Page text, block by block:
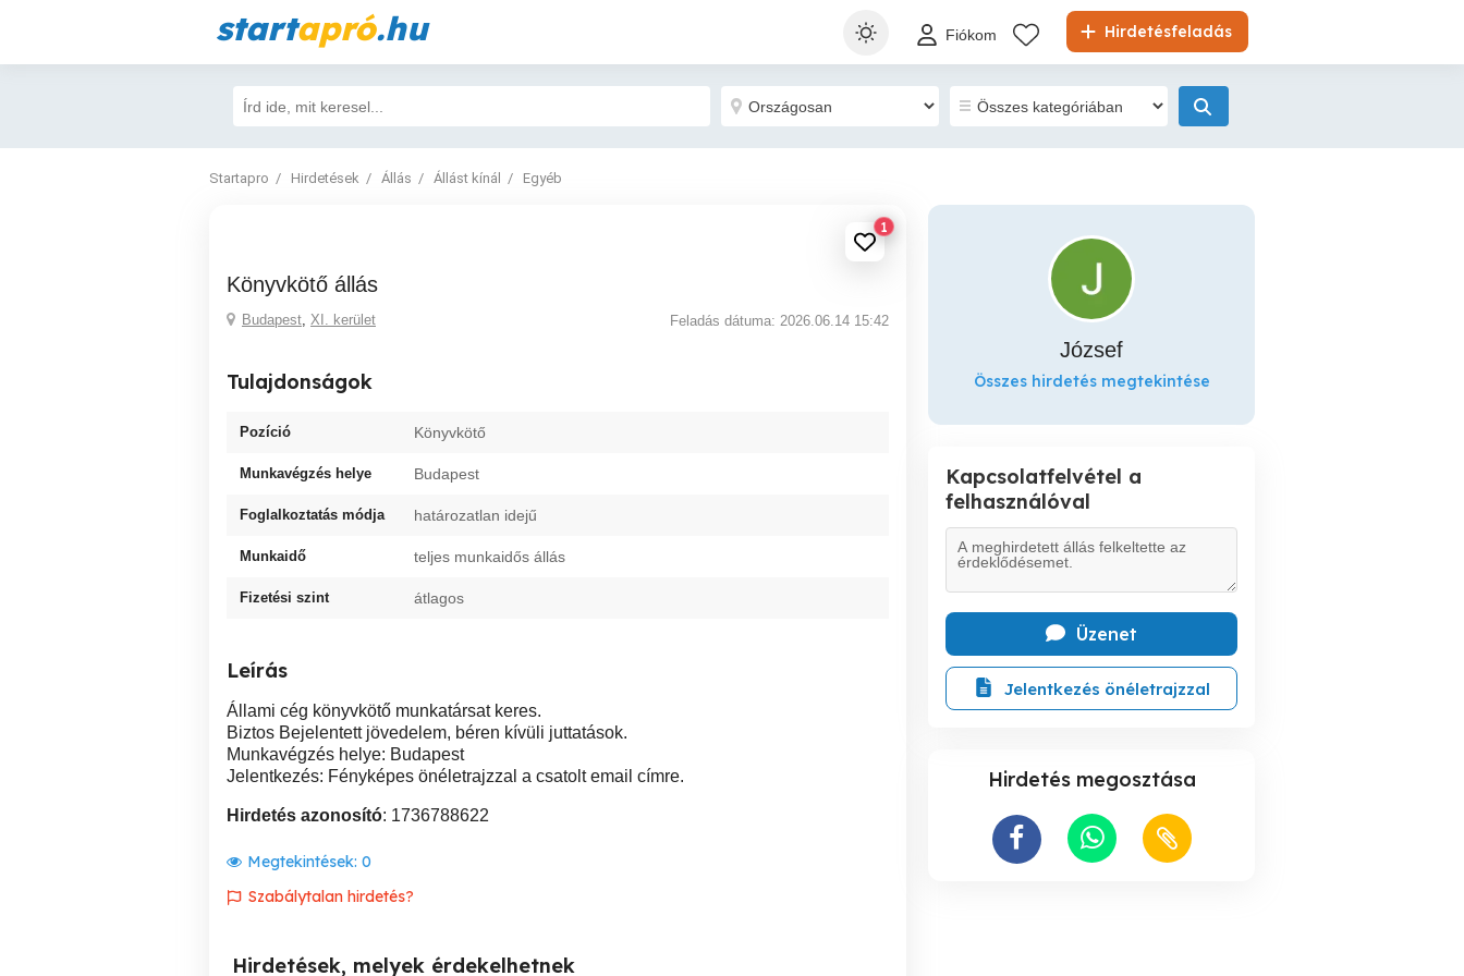
startapró.hu Hirdetésfeladás
Fiókom
Startapro Hirdetések Állás Állást kínál Egyéb
1
Könyvkötő állás
Budapest, XI. kerület Feladás dátuma: 2026.06.14 15:42
Tulajdonságok
Pozíció Könyvkötő
Munkavégzés helye Budapest
Foglalkoztatás módja határozatlan idejű
Munkaidő teljes munkaidős állás
Fizetési szint átlagos
Leírás
Állami cég könyvkötő munkatársat keres.
Biztos Bejelentett jövedelem, béren kívüli juttatások.
Munkavégzés helye: Budapest
Jelentkezés: Fényképes önéletrajzzal a csatolt email címre.
Hirdetés azonosító: 1736788622
Megtekintések: 0
Szabálytalan hirdetés?
Hirdetések, melyek érdekelhetnek
József
Összes hirdetés megtekintése
Kapcsolatfelvétel a
felhasználóval
Üzenet
Jelentkezés önéletrajzzal
Hirdetés megosztása